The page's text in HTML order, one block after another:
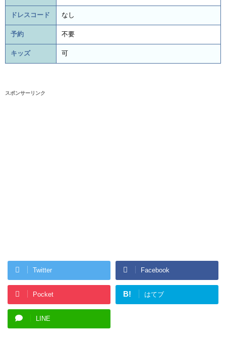
ドレスコード なし
予約 不要
キッズ 可
スポンサーリンク
Twitter Facebook
Pocket B! はてブ
LINE